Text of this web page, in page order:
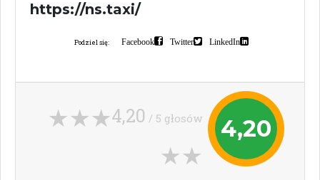
https://ns.taxi/
Podziel się: Facebook Twitter LinkedIn
4,20
4,20 / 5 głosów